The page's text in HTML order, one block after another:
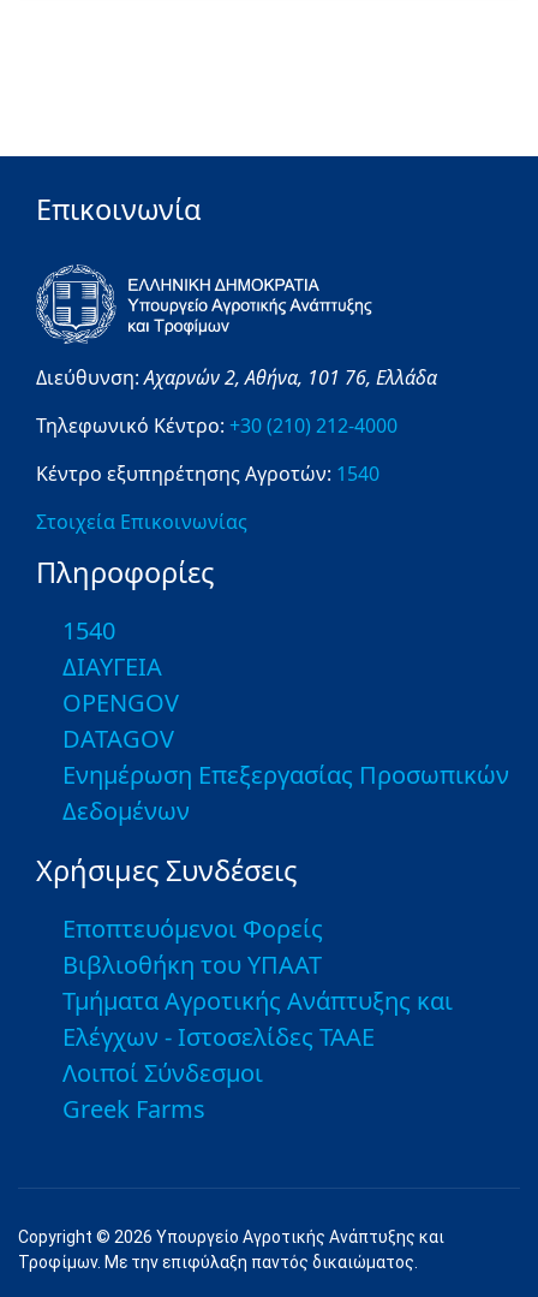
Επικοινωνία
Διεύθυνση:Αχαρνών 2,Αθήνα, 101 76, Ελλάδα
Τηλεφωνικό Κέντρο: +30 (210) 212-4000
Κέντρο εξυπηρέτησης Αγροτών: 1540
Στοιχεία Επικοινωνίας
Πληροφορίες
1540
ΔΙΑΥΓΕΙΑ
OPENGOV
DATAGOV
Ενημέρωση Επεξεργασίας Προσωπικών
Δεδομένων
Χρήσιμες Συνδέσεις
Εποπτευόμενοι Φορείς
Βιβλιοθήκη του ΥΠΑΑΤ
Τμήματα Αγροτικής Ανάπτυξης και
Ελέγχων - Ιστοσελίδες ΤΑΑΕ
Λοιποί Σύνδεσμοι
Greek Farms
Copyright © 2026 Υπουργείο Αγροτικής Ανάπτυξης και
Τροφίμων. Με την επιφύλαξη παντός δικαιώματος.